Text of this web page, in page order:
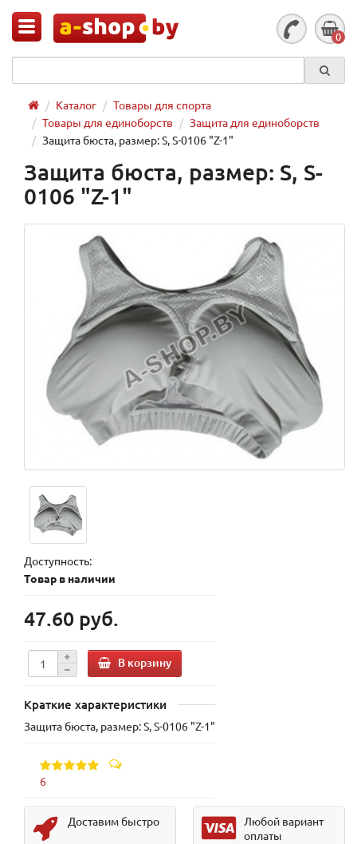
0
Каталог
Товары для спорта
Товары для единоборств
Защита для единоборств
Защита бюста, размер: S, S-0106 "Z-1"
Защита бюста, размер: S, S-
0106 "Z-1"
Доступность:
Товар в наличии
47.60 руб.
В корзину
Краткие характеристики
Защита бюста, размер: S, S-0106 "Z-1"
6
Доставим быстро
Любой вариант
оплаты